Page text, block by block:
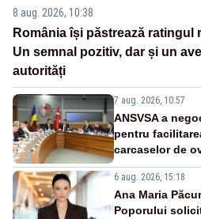
8 aug. 2026, 10:38
România își păstrează
Un semnal pozitiv, dar și un
autorități
7 aug. 2026, 10:57
ANSVSA a
pentru
carcaselor de
6 aug. 2026, 15:18
Ana Maria
Poporului